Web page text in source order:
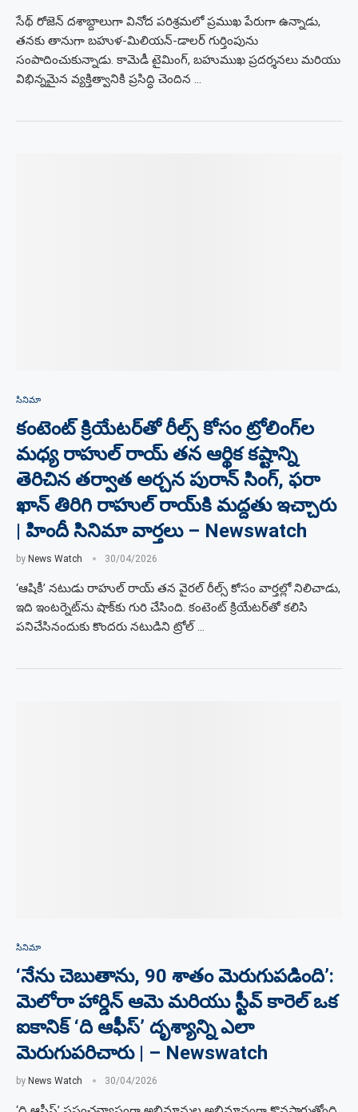
సేథ్ రోజెన్ దశాబ్దాలుగా వినోద పరిశ్రమలో ప్రముఖ పేరుగా ఉన్నాడు,
తనకు తానుగా బహుళ-మిలియన్-డాలర్ గుర్తింపును
సంపాదించుకున్నాడు. కామెడీ టైమింగ్, బహుముఖ ప్రదర్శనలు మరియు
విభిన్నమైన వ్యక్తిత్వానికి ప్రసిద్ధి చెందిన …
సినిమా
కంటెంట్ క్రియేటర్‌తో రీల్స్ కోసం ట్రోలింగ్‌ల
మధ్య రాహుల్ రాయ్ తన ఆర్థిక కష్టాన్ని
తెరిచిన తర్వాత అర్చన పురాన్ సింగ్, ఫరా
ఖాన్ తిరిగి రాహుల్ రాయ్‌కి మద్దతు ఇచ్చారు
| హిందీ సినిమా వార్తలు – Newswatch
by News Watch 30/04/2026
‘ఆషికీ’ నటుడు రాహుల్ రాయ్ తన వైరల్ రీల్స్ కోసం వార్తల్లో నిలిచాడు,
ఇది ఇంటర్నెట్‌ను షాక్‌కు గురి చేసింది. కంటెంట్ క్రియేటర్‌తో కలిసి
పనిచేసినందుకు కొందరు నటుడిని ట్రోల్ …
సినిమా
‘నేను చెబుతాను, 90 శాతం మెరుగుపడింది’:
మెలోరా హార్డిన్ ఆమె మరియు స్టీవ్ కారెల్ ఒక
ఐకానిక్ ‘ది ఆఫీస్’ దృశ్యాన్ని ఎలా
మెరుగుపరిచారు | – Newswatch
by News Watch 30/04/2026